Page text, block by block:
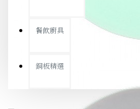
餐飲廚具
銅板精選